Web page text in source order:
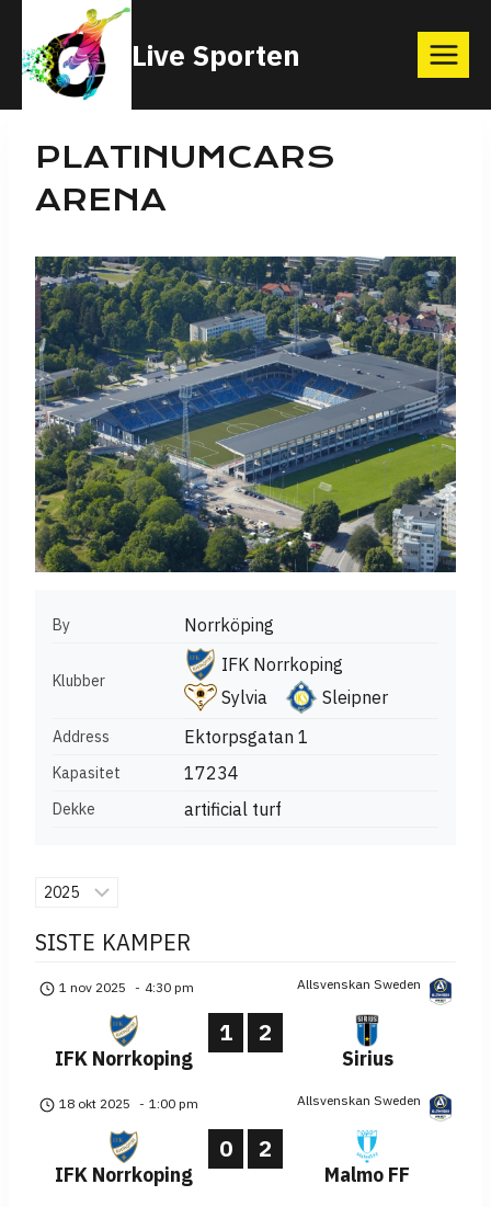
content
Live Sporten
PLATINUMCARS
ARENA
By Norrköping
Klubber
IFK Norrkoping
Sylvia
Sleipner
Address Ektorpsgatan 1
Kapasitet 17234
Dekke artificial turf
SISTE KAMPER
Allsvenskan Sweden
1 nov 2025 - 4:30 pm
IFK Norrkoping
1 2
Sirius
Allsvenskan Sweden
18 okt 2025 - 1:00 pm
IFK Norrkoping
0 2
Malmo FF